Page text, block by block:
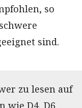
so
sind.
zu lesen auf
wie D4, D6